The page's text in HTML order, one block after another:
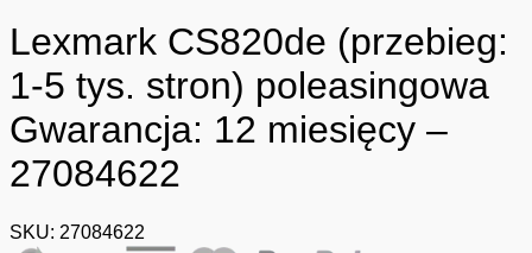
Lexmark CS820de (przebieg:
1-5 tys. stron) poleasingowa
Gwarancja: 12 miesięcy –
27084622
SKU: 27084622